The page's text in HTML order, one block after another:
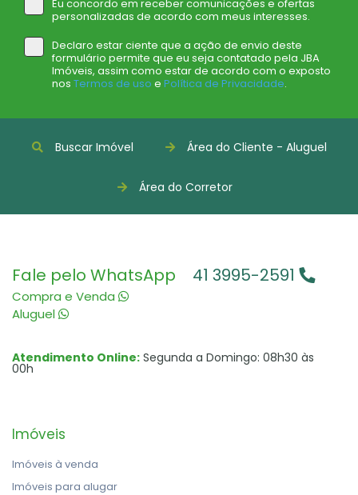
Eu concordo em receber comunicações e ofertas
personalizadas de acordo com meus interesses.
Declaro estar ciente que a ação de envio deste
formulário permite que eu seja contatado pela JBA
Imóveis, assim como estar de acordo com o exposto
nos Termos de uso e Política de Privacidade.
Buscar Imóvel Área do Cliente - Aluguel
Área do Corretor
Fale pelo WhatsApp
Compra e Venda
Aluguel
41 3995-2591
Atendimento Online: Segunda a Domingo: 08h30 às
00h
Imóveis
Imóveis à venda
Imóveis para alugar